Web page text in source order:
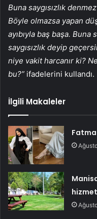
Buna saygısızlık
Böyle olmazsa yapan
ayıbıyla baş başa. Buna
saygısızlık deyip
niye vakit harcanır ki?
bu?” ifadelerini kullandı.
İlgili Makaleler
Fatma